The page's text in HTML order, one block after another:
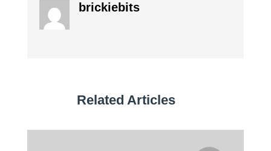
brickiebits
Related Articles